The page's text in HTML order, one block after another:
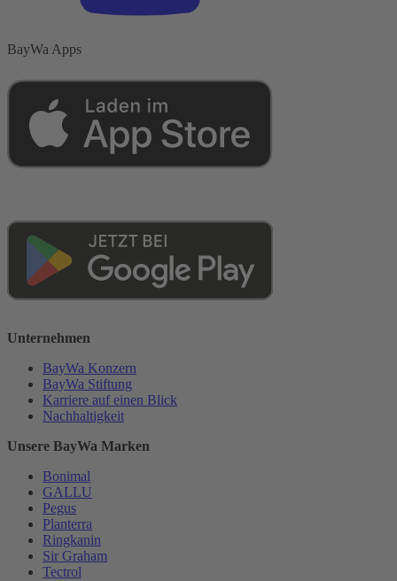
BayWa Apps
Unternehmen
BayWa Konzern
BayWa Stiftung
Karriere auf einen Blick
Nachhaltigkeit
Unsere BayWa Marken
Bonimal
GALLU
Pegus
Planterra
Ringkanin
Sir Graham
Tectrol